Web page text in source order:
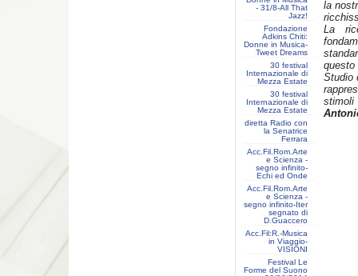
- 31/8-All That
Jazz!
Fondazione
Adkins Chiti:
Donne in Musica-
Tweet Dreams
30 festival
Internazionale di
Mezza Estate
30 festival
Internazionale di
Mezza Estate
diretta Radio con
la Senatrice
Ferrara
Acc.Fil.Rom.Arte
e Scienza -
segno infinito-
Echi ed Onde
Acc.Fil.Rom.Arte
e Scienza -
segno infinito-Iter
segnato di
D.Guaccero
Acc.Fil:R.-Musica
in Viaggio-
VISIONI
Festival Le
Forme del Suono
la
La
Studio